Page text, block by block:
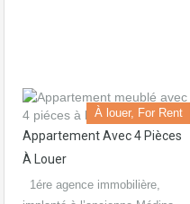
À louer, For Rent
Appartement Avec 4 Pièces
À Louer
1ére agence immobilière,